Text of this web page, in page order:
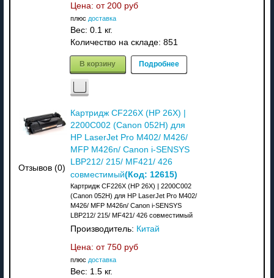
Цена: от 200 руб
плюс доставка
Вес: 0.1 кг.
Количество на складе: 851
В корзину Подробнее
Отзывов (0)
Картридж CF226X (HP 26X) |
2200C002 (Canon 052H) для
HP LaserJet Pro M402/ M426/
MFP M426n/ Canon i-SENSYS
LBP212/ 215/ MF421/ 426
совместимый(Код: 12615)
Картридж CF226X (HP 26X) | 2200C002
(Canon 052H) для HP LaserJet Pro M402/
M426/ MFP M426n/ Canon i-SENSYS
LBP212/ 215/ MF421/ 426 совместимый
Производитель: Китай
Цена: от 750 руб
плюс доставка
Вес: 1.5 кг.